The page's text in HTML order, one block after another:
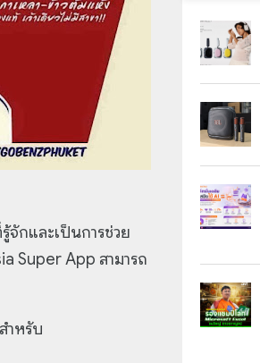
จักและเป็นการช่วย
Super App สามารถ
ำหรับ